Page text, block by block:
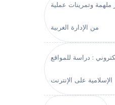
ملهمة وتمرينات عملية
من الإدارة الغربية
: دراسة للمواقع
الإسلامية على الإنترنت